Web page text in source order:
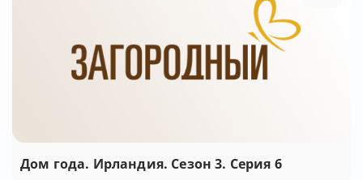
Дом года. Ирландия. Сезон 3. Серия 6